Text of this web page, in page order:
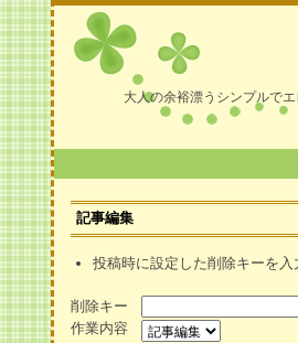
大人の余裕漂うシンプルで
記事編集
投稿時に設定した削除キーを入
削除キー
作業内容